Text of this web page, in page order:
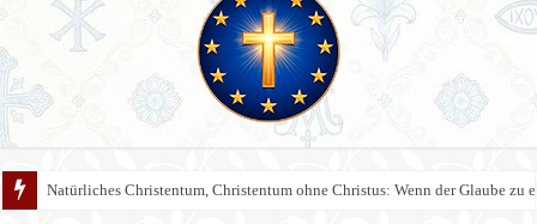
Natürliches Christentum, Christentum ohne Christus: Wenn der Glaube zu